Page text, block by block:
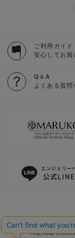
ご利用ガイド
安心してお買
Q＆A
よくある質
ご利用ガ
特定商取引法に